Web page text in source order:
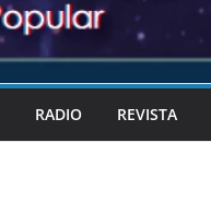
RADIO REVISTA